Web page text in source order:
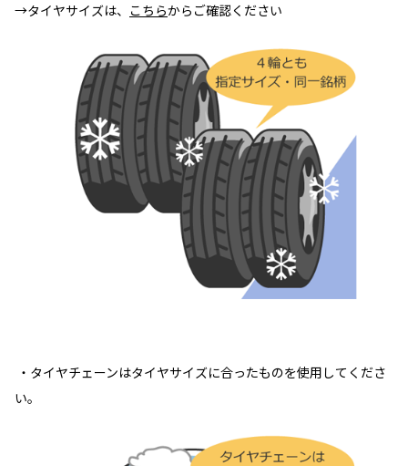
→タイヤサイズは、 こちらからご確認ください
・タイヤチェーンはタイヤサイズに合ったものを使用してくださ
い。